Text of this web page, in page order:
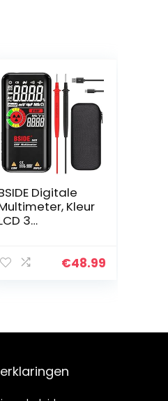
Digitale
Kleur
3
Telt Auto Range
€48.99